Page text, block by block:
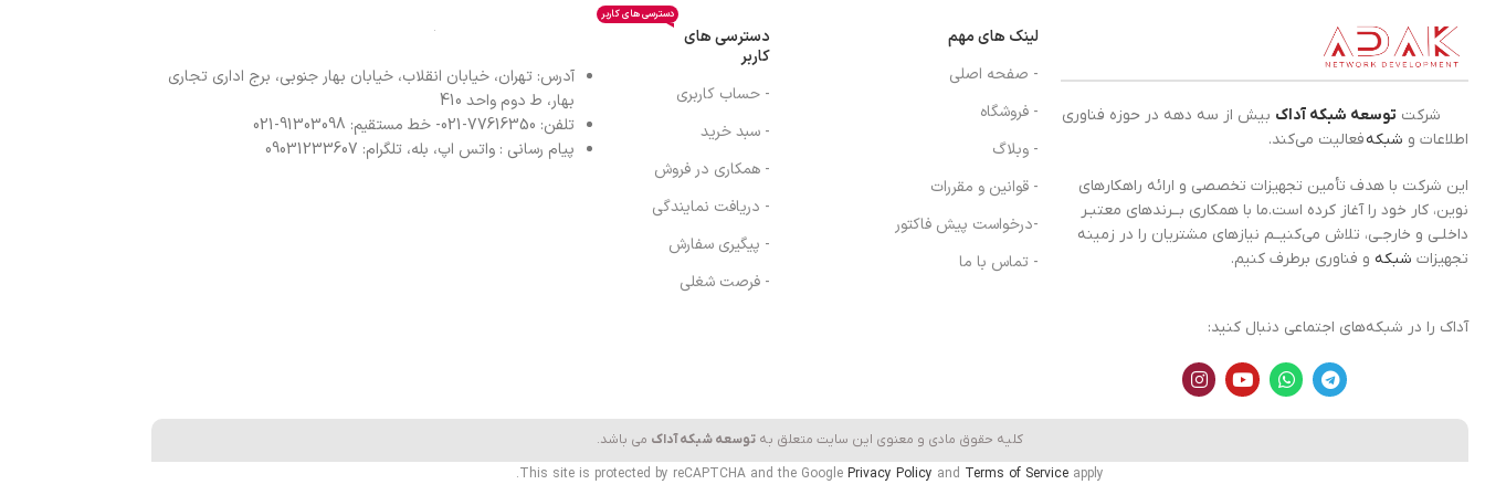
شرکت توسعه شبکه آداک بیش از سه دهه در حوزه فناوری
اطلاعات و شبکهفعالیت می‌کند.
این شرکت با هدف تأمین تجهیزات تخصصی و ارائه راهکارهای
نوین، کار خود را آغاز کرده است.ما با همکاری بــرندهای معتبـر
داخلـی و خارجـی، تلاش می‌کنیــم نیازهای مشتریان را در زمینه
تجهیزات شبکه و فناوری برطرف کنیم.
آداک را در شبکه‌های اجتماعی دنبال کنید:
لینک های مهم
- صفحه اصلی
- فروشگاه
- وبلاگ
- قوانین و مقررات
-درخواست پیش فاکتور
- تماس با ما
دسترسی های
کاربر
دسترسی های کاربر
- حساب کاربری
- سبد خرید
- همکاری در فروش
- دریافت نمایندگی
- پیگیری سفارش
- فرصت شغلی
آدرس: تهران، خیابان انقلاب، خیابان بهار جنوبی، برج اداری تجاری
بهار، ط دوم واحد 410
تلفن: 77616350-021- خط مستقیم: 91303098-021
پیام رسانی : واتس اپ، بله، تلگرام: 09031233607
کلیه حقوق مادی و معنوی این سایت متعلق به توسعه شبکه آداک می باشد.
This site is protected by reCAPTCHA and the Google Privacy Policy and Terms of Service apply.